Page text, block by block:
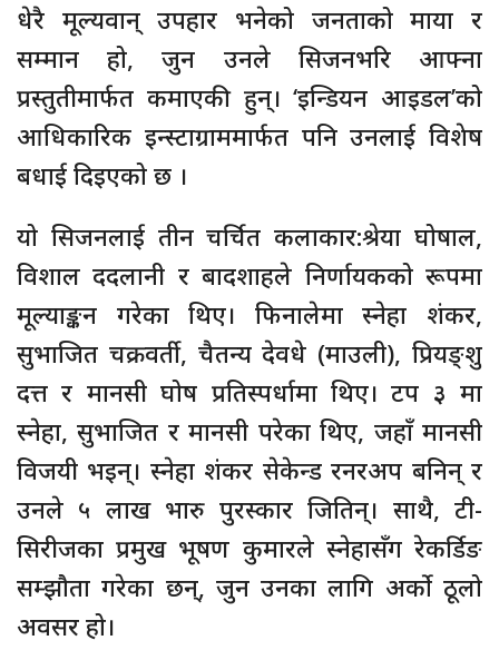
धेरै मूल्यवान् उपहार भनेको जनताको माया र
सम्मान हो, जुन उनले सिजनभरि आफ्ना
प्रस्तुतीमार्फत कमाएकी हुन्। ‘इन्डियन आइडल’को
आधिकारिक इन्स्टाग्राममार्फत पनि उनलाई विशेष
बधाई दिइएको छ ।
यो सिजनलाई तीन चर्चित कलाकार:श्रेया घोषाल,
विशाल ददलानी र बादशाहले निर्णायकको रूपमा
मूल्याङ्कन गरेका थिए। फिनालेमा स्नेहा शंकर,
सुभाजित चक्रवर्ती, चैतन्य देवधे (माउली), प्रियङ्शु
दत्त र मानसी घोष प्रतिस्पर्धामा थिए। टप ३ मा
स्नेहा, सुभाजित र मानसी परेका थिए, जहाँ मानसी
विजयी भइन्। स्नेहा शंकर सेकेन्ड रनरअप बनिन् र
उनले ५ लाख भारु पुरस्कार जितिन्। साथै, टी-
सिरीजका प्रमुख भूषण कुमारले स्नेहासँग रेकर्डिङ
सम्झौता गरेका छन्, जुन उनका लागि अर्को ठूलो
अवसर हो।